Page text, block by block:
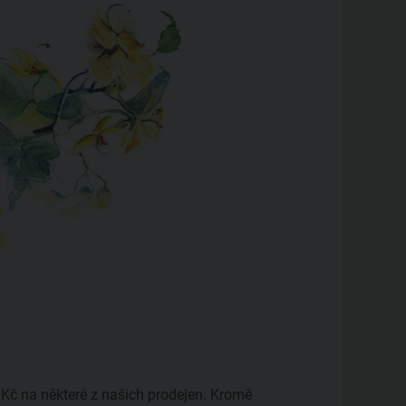
na některé z našich prodejen. Kromě